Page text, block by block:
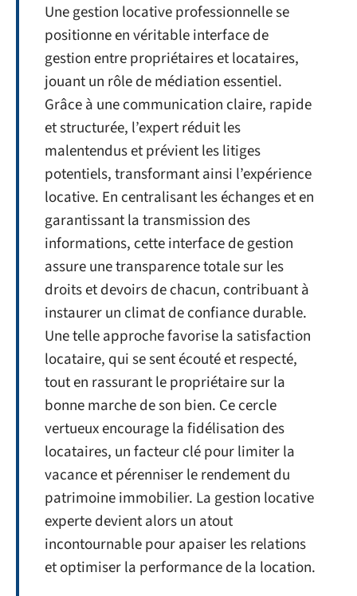
Une gestion locative professionnelle se
positionne en véritable interface de
gestion entre propriétaires et locataires,
jouant un rôle de médiation essentiel.
Grâce à une communication claire, rapide
et structurée, l’expert réduit les
malentendus et prévient les litiges
potentiels, transformant ainsi l’expérience
locative. En centralisant les échanges et en
garantissant la transmission des
informations, cette interface de gestion
assure une transparence totale sur les
droits et devoirs de chacun, contribuant à
instaurer un climat de confiance durable.
Une telle approche favorise la satisfaction
locataire, qui se sent écouté et respecté,
tout en rassurant le propriétaire sur la
bonne marche de son bien. Ce cercle
vertueux encourage la fidélisation des
locataires, un facteur clé pour limiter la
vacance et pérenniser le rendement du
patrimoine immobilier. La gestion locative
experte devient alors un atout
incontournable pour apaiser les relations
et optimiser la performance de la location.